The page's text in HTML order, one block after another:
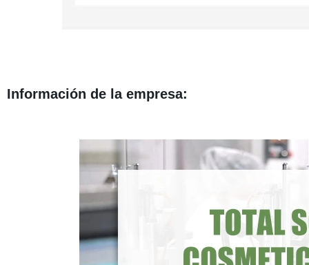
Información de la empresa: